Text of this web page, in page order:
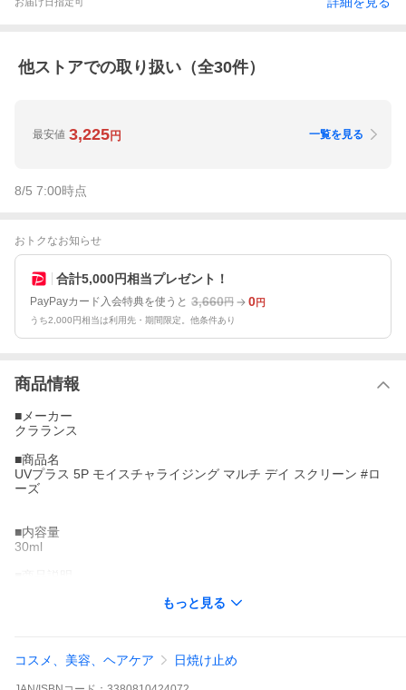
他ストアでの取り扱い（全30件）
最安値 3,225円 一覧を見る
8/5 7:00時点
おトクなお知らせ
合計5,000円相当プレゼント！
PayPayカード入会特典を使うと 3,660円 0円
うち2,000円相当は利用先・期間限定。他条件あり
商品情報
■メーカー
クラランス
■商品名
UVプラス 5P モイスチャライジング マルチ デイ スクリーン #ロ
ーズ
■内容量
30ml
ナチュラルで健康的な印象の仕上がりを実現。
もっと見る
コスメ、美容、ヘアケア 日焼け止め